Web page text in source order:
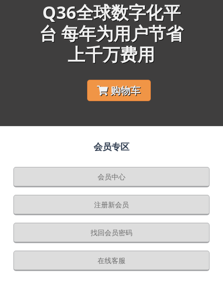
Q36全球数字化平
台 每年为用户节省
上千万费用
购物车
会员专区
会员中心
注册新会员
找回会员密码
在线客服